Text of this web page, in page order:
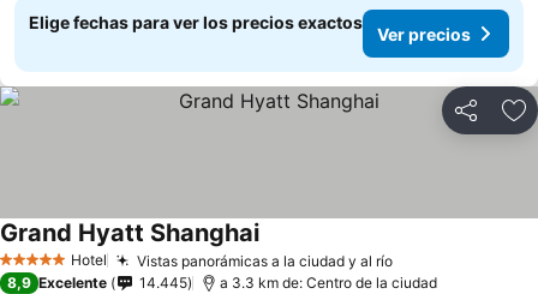
Elige fechas para ver los precios exactos
Ver precios
Compartir
5 Estrellas Hotel Vistas panorámicas a la ciudad y al río
Grand Hyatt Shanghai
8,9 Excelente 14.445 a 3.3 km de: Centro de la ciudad